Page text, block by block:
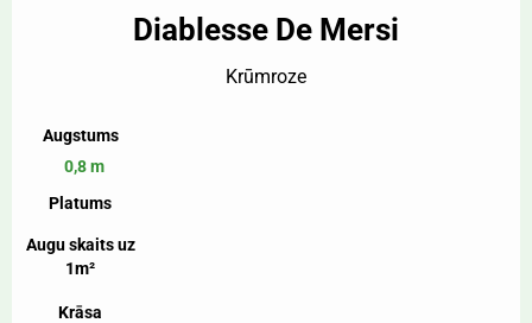
Diablesse De Mersi
Krūmroze
Augstums
0,8 m
Platums
Augu skaits uz
1m²
Krāsa